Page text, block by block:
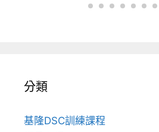
分類
基隆DSC訓練課程